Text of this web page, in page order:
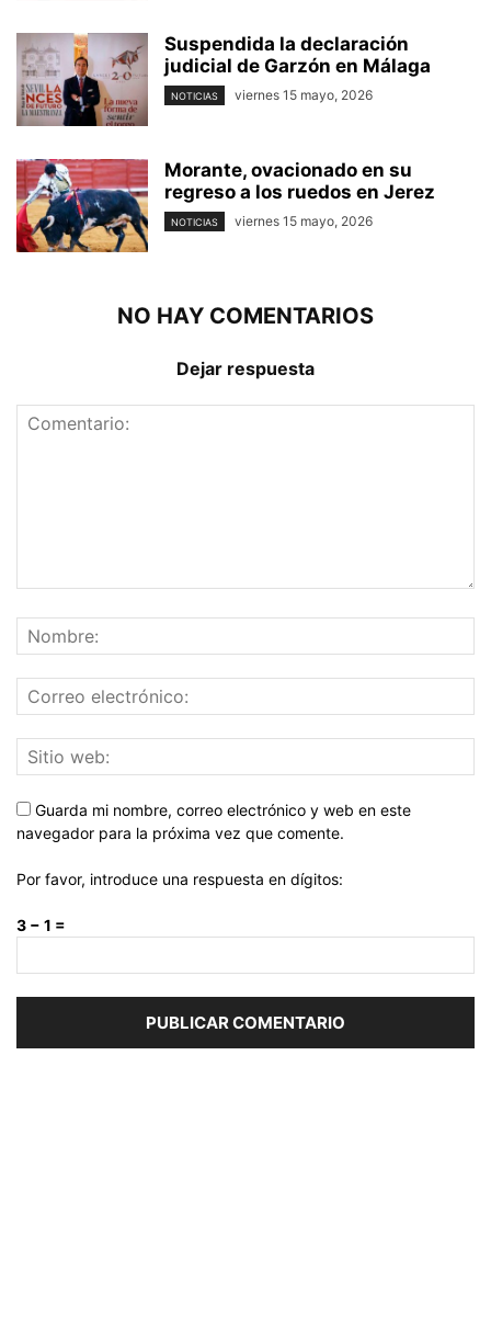
Suspendida la declaración
judicial de Garzón en Málaga
NOTICIAS viernes 15 mayo, 2026
Morante, ovacionado en su
regreso a los ruedos en Jerez
NOTICIAS viernes 15 mayo, 2026
NO HAY COMENTARIOS
Dejar respuesta
Guarda mi nombre, correo electrónico y web en este
navegador para la próxima vez que comente.
Por favor, introduce una respuesta en dígitos:
3 − 1 =